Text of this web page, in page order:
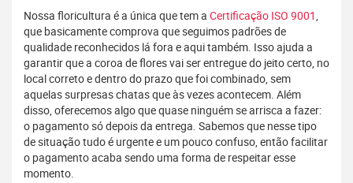
Nossa floricultura é a única que tem a Certificação ISO 9001,
que basicamente comprova que seguimos padrões de
qualidade reconhecidos lá fora e aqui também. Isso ajuda a
garantir que a coroa de flores vai ser entregue do jeito certo, no
local correto e dentro do prazo que foi combinado, sem
aquelas surpresas chatas que às vezes acontecem. Além
disso, oferecemos algo que quase ninguém se arrisca a fazer:
o pagamento só depois da entrega. Sabemos que nesse tipo
de situação tudo é urgente e um pouco confuso, então facilitar
o pagamento acaba sendo uma forma de respeitar esse
momento.